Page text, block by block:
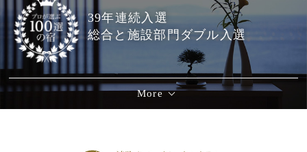
39年連続入選
総合と施設部門ダブル入選
More